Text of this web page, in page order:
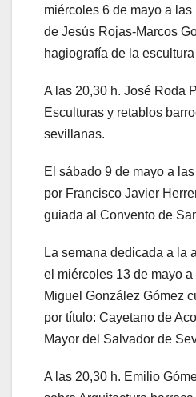
miércoles 6 de mayo a
de Jesús Rojas-Marcos
hagiografía de la
A las 20,30 h. José Roda
Esculturas y retablos
sevillanas.
El sábado 9 de mayo a
por Francisco Javier
guiada al Convento de
La semana dedicada a la
el miércoles 13 de mayo
Miguel González Gómez
por título: Cayetano de
Mayor del Salvador de
A las 20,30 h. Emilio